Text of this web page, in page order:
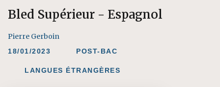
Bled Supérieur - Espagnol
Pierre Gerboin
18/01/2023 POST-BAC
LANGUES ÉTRANGÈRES